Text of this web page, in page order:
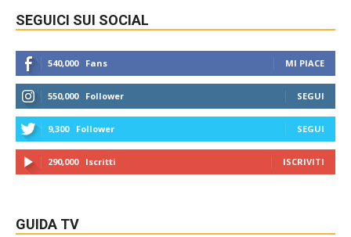
SEGUICI SUI SOCIAL
540,000 Fans MI PIACE
550,000 Follower SEGUI
9,300 Follower SEGUI
290,000 Iscritti ISCRIVITI
GUIDA TV